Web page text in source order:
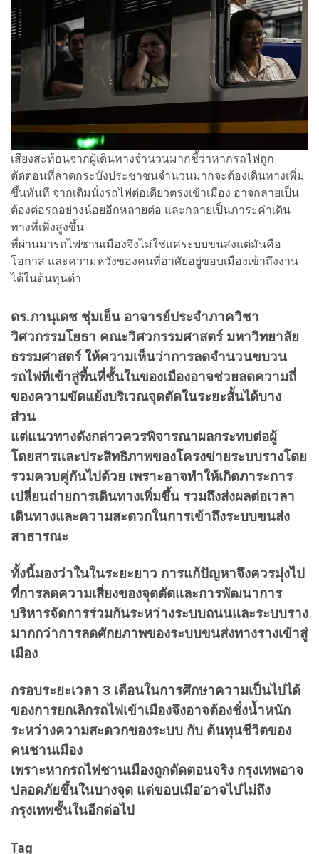
เสียงสะท้อนจากผู้เดินทางจำนวนมากชี้ว่าหากรถไฟถูก
ตัดตอนที่ลาดกระบังประชาชนจำนวนมากจะต้องเดินทางเพิ่ม
ขึ้นทันที จากเดิมนั่งรถไฟต่อเดียวตรงเข้าเมือง อาจกลายเป็น
ต้องต่อรถอย่างน้อยอีกหลายต่อ และกลายเป็นภาระค่าเดิน
ทางที่เพิ่งสูงขึ้น
ที่ผ่านมารถไฟชานเมืองจึงไม่ใช่แค่ระบบขนส่งแต่มันคือ
โอกาส และความหวังของคนที่อาศัยอยูู่ขอบเมืองเข้าถึงงาน
ได้ในต้นทุนต่ำ
ดร.ภานุเดช ชุ่มเย็น อาจารย์ประจำภาควิชา
วิศวกรรมโยธา คณะวิศวกรรมศาสตร์ มหาวิทยาลัย
ธรรมศาสตร์ ให้ความเห็นว่าการลดจำนวนขบวน
รถไฟที่เข้าสู่พื้นที่ชั้นในของเมืองอาจช่วยลดความถี่
ของความขัดแย้งบริเวณจุดตัดในระยะสั้นได้บาง
ส่วน
แต่แนวทางดังกล่าวควรพิจารณาผลกระทบต่อผู้
โดยสารและประสิทธิภาพของโครงข่ายระบบรางโดย
รวมควบคู่กันไปด้วย เพราะอาจทำให้เกิดภาระการ
เปลี่ยนถ่ายการเดินทางเพิ่มขึ้น รวมถึงส่งผลต่อเวลา
เดินทางและความสะดวกในการเข้าถึงระบบขนส่ง
สาธารณะ
ทั้งนี้มองว่าในในระยะยาว การแก้ปัญหาจึงควรมุ่งไป
ที่การลดความเสี่ยงของจุดตัดและการพัฒนาการ
บริหารจัดการร่วมกันระหว่างระบบถนนและระบบราง
มากกว่าการลดศักยภาพของระบบขนส่งทางรางเข้าสู่
เมือง
กรอบระยะเวลา 3 เดือนในการศึกษาความเป็นไปได้
ของการยกเลิกรถไฟเข้าเมืองจึงอาจต้องชั่งน้ำหนัก
ระหว่างความสะดวกของระบบ กับ ต้นทุนชีวิตของ
คนชานเมือง
เพราะหากรถไฟชานเมืองถูกตัดตอนจริง กรุงเทพอาจ
ปลอดภัยขึ้นในบางจุด แต่ขอบเมือ’อาจไปไม่ถึง
กรุงเทพชั้นในอีกต่อไป
Tag